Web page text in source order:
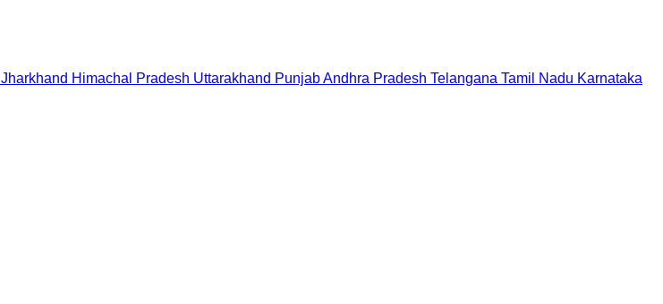
Jharkhand Himachal Pradesh Uttarakhand PunjabAndhra Pradesh Telangana Tamil Nadu Karnataka